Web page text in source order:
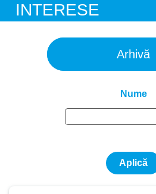
INTERESE
Arhivă
Nume